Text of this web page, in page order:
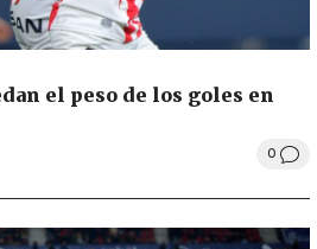
el peso de los goles en
0